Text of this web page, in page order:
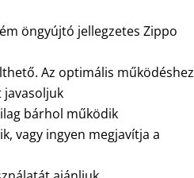
öngyújtó jellegzetes Zippo
Az optimális működéshez
javasoljuk
bárhol működik
vagy ingyen megjavítja a